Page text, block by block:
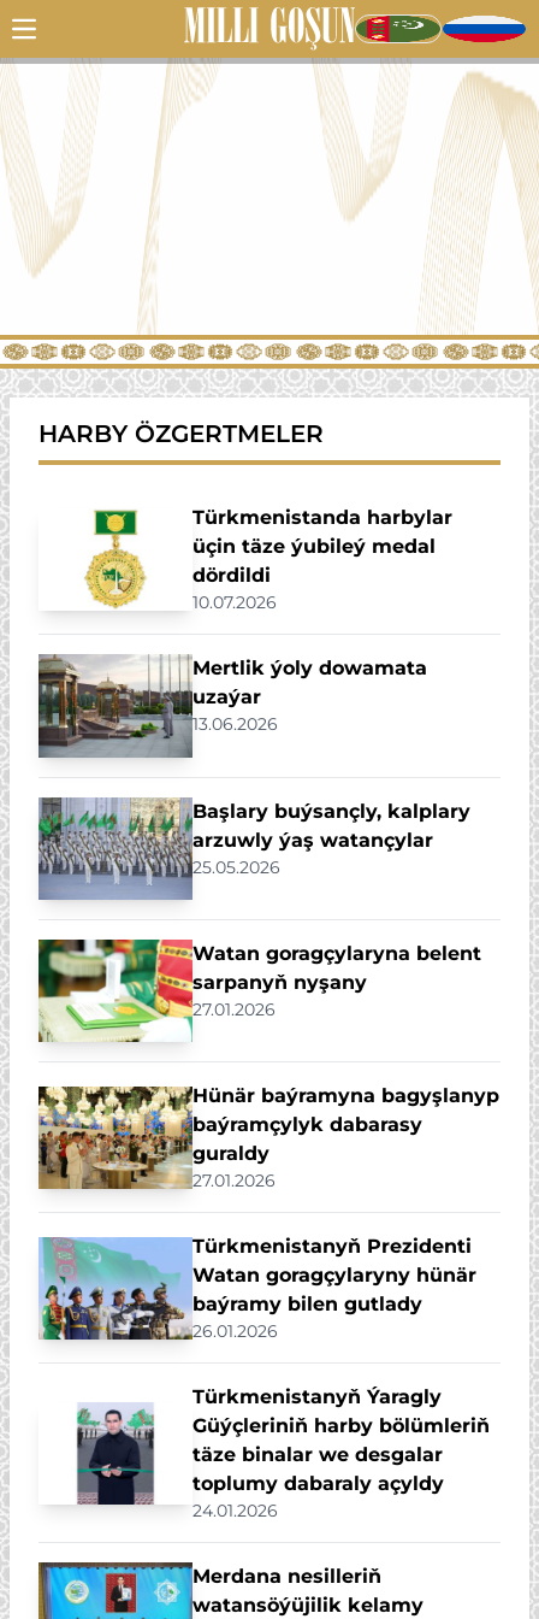
HARBY ÖZGERTMELER
Türkmenistanda harbylar
üçin täze ýubileý medal
dördildi
10.07.2026
Mertlik ýoly dowamata
uzaýar
13.06.2026
Başlary buýsançly, kalplary
arzuwly ýaş watançylar
25.05.2026
Watan goragçylaryna belent
sarpanyň nyşany
27.01.2026
Hünär baýramyna bagyşlanyp
baýramçylyk dabarasy
guraldy
27.01.2026
Türkmenistanyň Prezidenti
Watan goragçylaryny hünär
baýramy bilen gutlady
26.01.2026
Türkmenistanyň Ýaragly
Güýçleriniň harby bölümleriň
täze binalar we desgalar
toplumy dabaraly açyldy
24.01.2026
Merdana nesilleriň
watansöýüjilik kelamy